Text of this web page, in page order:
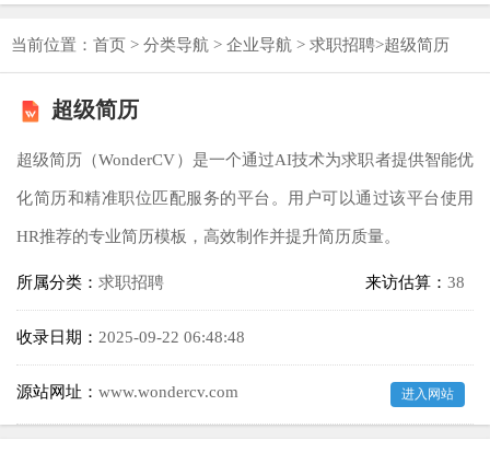
当前位置： 首页 > 分类导航 > 企业导航 > 求职招聘>超级简历
超级简历
超级简历（WonderCV）是一个通过AI技术为求职者提供智能优
化简历和精准职位匹配服务的平台。用户可以通过该平台使用
HR推荐的专业简历模板，高效制作并提升简历质量。
所属分类： 求职招聘 来访估算： 38
收录日期： 2025-09-22 06:48:48
源站网址： www.wondercv.com 进入网站